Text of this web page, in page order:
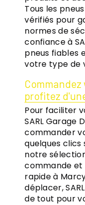
Tous les
vérifiés pour
normes de
confiance à
pneus fiables
votre type de
Commandez
profitez
Pour faciliter
SARL Garage
commander
quelques clics
notre
commande et
rapide à
déplacer,
de tout pour